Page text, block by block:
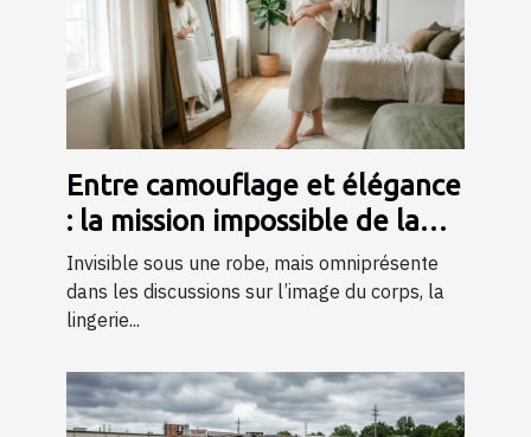
Entre camouflage et élégance
: la mission impossible de la
lingerie gainante ?
Invisible sous une robe, mais omniprésente
dans les discussions sur l’image du corps, la
lingerie...